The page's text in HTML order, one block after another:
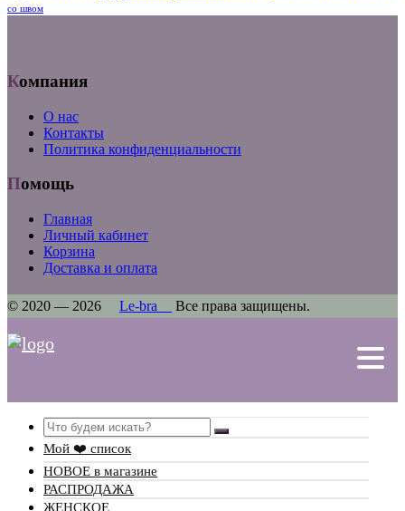
со швом
Компания
О нас
Контакты
Политика конфиденциальности
Помощь
Главная
Личный кабинет
Корзина
Доставка и оплата
© 2020 — 2026 Le-bra Все права защищены.
Search
Мой ❤️ список
НОВОЕ в магазине
РАСПРОДАЖА
ЖЕНСКОЕ